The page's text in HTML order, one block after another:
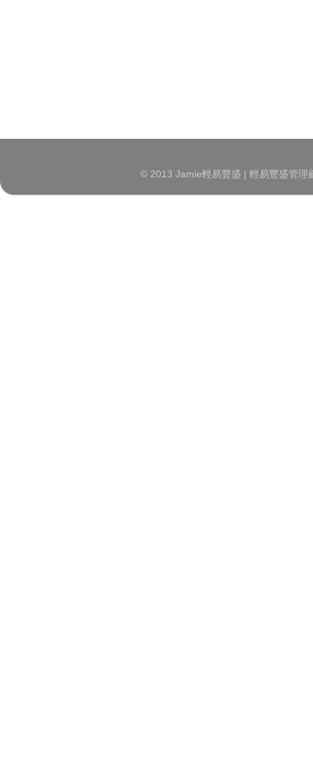
© 2013 Jamie輕易豐盛 | 輕易豐盛管